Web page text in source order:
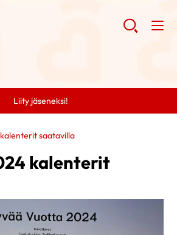
Liity jäseneksi!
saatavilla
kalenterit